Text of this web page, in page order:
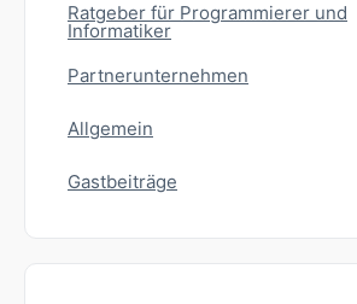
Ratgeber für Programmierer und
Informatiker
Partnerunternehmen
Allgemein
Gastbeiträge